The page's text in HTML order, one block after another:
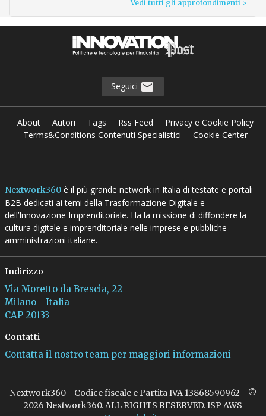
robot umanoidi e inverter: “Questione
di sicurezza nazionale”
29 Lug 2026
Robot, cobot o umanoide? La Physical
AI dall’hype alla maturità industriale:
guida agli investimenti e agli errori da
evitare in fabbrica
Vedi tutti gli approfondimenti >
Seguici
About Autori Tags
Nextwork360è il più grande network in Italia di testate e portali
B2B dedicati ai temi della Trasformazione Digitale e
dell’Innovazione Imprenditoriale. Ha la missione di diffondere la
amministrazioni italiane.
Indirizzo
Via Moretto da Brescia, 22